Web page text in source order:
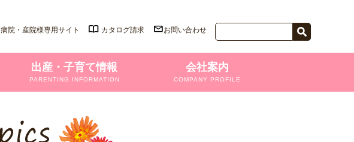
病院・産院様専用サイト カタログ請求 お問い合わせ
出産・子育て情報
PARENTING INFORMATION
会社案内
COMPANY PROFILE